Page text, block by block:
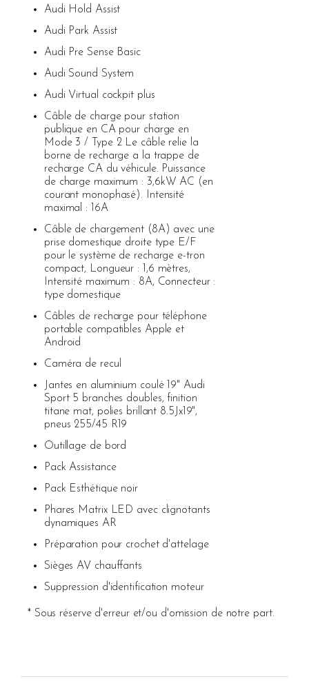
Audi Hold Assist
Audi Park Assist
Audi Pre Sense Basic
Audi Sound System
Audi Virtual cockpit plus
Câble de charge pour station
publique en CA pour charge en
Mode 3 / Type 2 Le câble relie la
borne de recharge a la trappe de
recharge CA du véhicule. Puissance
de charge maximum : 3,6kW AC (en
courant monophasé). Intensité
maximal : 16A
Câble de chargement (8A) avec une
prise domestique droite type E/F
pour le système de recharge e-tron
compact, Longueur : 1,6 mètres,
Intensité maximum : 8A, Connecteur :
type domestique
Câbles de recharge pour téléphone
portable compatibles Apple et
Android
Caméra de recul
Jantes en aluminium coulé 19" Audi
Sport 5 branches doubles, finition
titane mat, polies brillant 8.5Jx19",
pneus 255/45 R19
Outillage de bord
Pack Assistance
Pack Esthétique noir
Phares Matrix LED avec clignotants
dynamiques AR
Préparation pour crochet d'attelage
Sièges AV chauffants
Suppression d'identification moteur
* Sous réserve d'erreur et/ou d'omission de notre part.